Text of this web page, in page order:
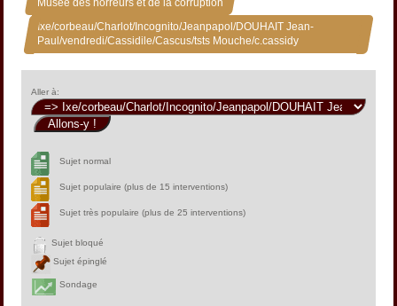
Ixe/corbeau/Charlot/Incognito/Jeanpapol/DOUHAIT Jean-
Paul/vendredi/Cassidile/Cascus/tsts Mouche/c.cassidy
Aller à:
Sujet normal
Sujet populaire (plus de 15 interventions)
Sujet très populaire (plus de 25 interventions)
Sujet bloqué
Sujet épinglé
Sondage